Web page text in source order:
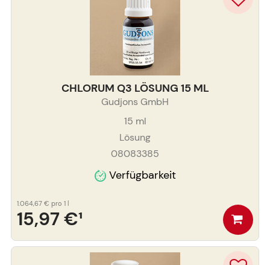
CHLORUM Q3 LÖSUNG 15 ML
Gudjons GmbH
15 ml
Lösung
08083385
Verfügbarkeit
15,97 €¹
1.064,67 € pro 1 l